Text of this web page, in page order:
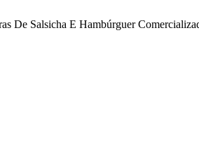
De Salsicha E Hambúrguer